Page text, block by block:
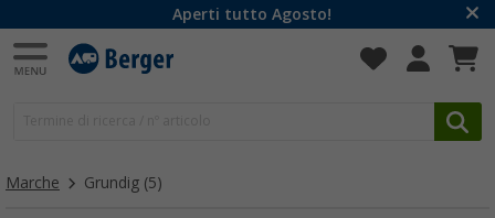
Aperti tutto Agosto!
Marche Grundig (5)